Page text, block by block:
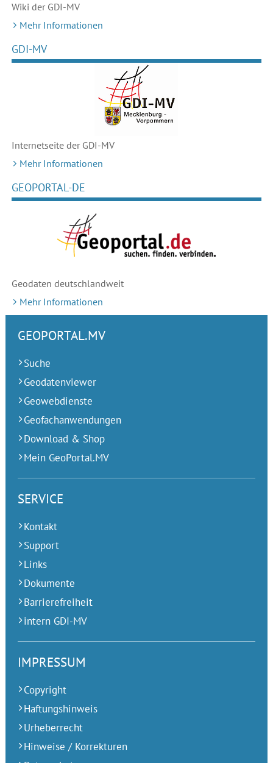
Wiki der GDI-MV
Mehr Informationen
GDI-MV
Internetseite der GDI-MV
Mehr Informationen
GEOPORTAL-DE
Geodaten deutschlandweit
Mehr Informationen
GEOPORTAL.MV
Suche
Geodatenviewer
Geowebdienste
Geofachanwendungen
Download & Shop
Mein GeoPortal.MV
SERVICE
Kontakt
Support
Links
Dokumente
Barrierefreiheit
intern GDI-MV
IMPRESSUM
Copyright
Haftungshinweis
Urheberrecht
Hinweise / Korrekturen